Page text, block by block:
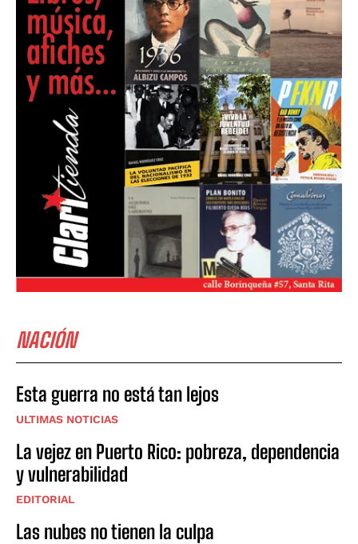
NACIÓN
Esta guerra no está tan lejos
ULTIMAS NOTICIAS
La vejez en Puerto Rico: pobreza, dependencia
y vulnerabilidad
EDITORIAL
Las nubes no tienen la culpa